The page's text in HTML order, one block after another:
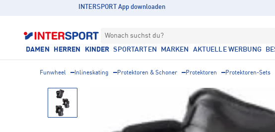
INTERSPORT App downloaden
Wonach suchst du?
DAMEN HERREN KINDER SPORTARTEN MARKEN AKTUELLE WERBUNG
Funwheel Inlineskating Protektoren & Schoner Protektoren Protektoren-Sets